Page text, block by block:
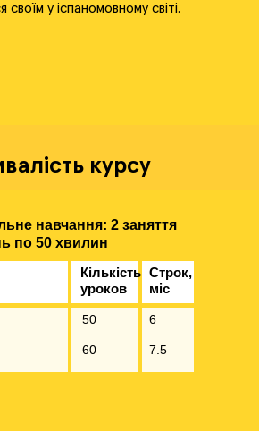
своїм у іспаномовному світі.
курсу
навчання: 2 заняття
по 50 хвилин
Кількість
уроков
Строк,
міс
50 6
60 7.5